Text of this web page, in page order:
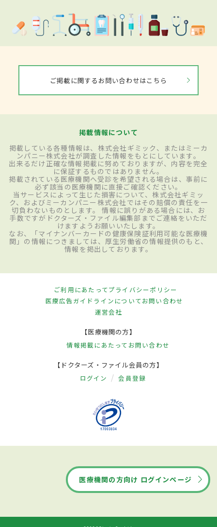
ご掲載に関するお問い合わせはこちら
掲載情報について
掲載している各種情報は、株式会社ギミック、またはミーカ
ンパニー株式会社が調査した情報をもとにしています。
出来るだけ正確な情報掲載に努めておりますが、内容を完全
に保証するものではありません。
掲載されている医療機関へ受診を希望される場合は、事前に
必ず該当の医療機関に直接ご確認ください。
当サービスによって生じた損害について、株式会社ギミッ
ク、およびミーカンパニー株式会社ではその賠償の責任を一
切負わないものとします。 情報に誤りがある場合には、お
手数ですがドクターズ・ファイル編集部までご連絡をいただ
けますようお願いいたします。
なお、「マイナンバーカードの健康保険証利用可能な医療機
関」の情報につきましては、厚生労働省の情報提供のもと、
情報を掲出しております。
ご利用にあたってプライバシーポリシー
医療広告ガイドラインについてお問い合わせ
運営会社
【医療機関の方】
情報掲載にあたって お問い合わせ
【ドクターズ・ファイル会員の方】
ログイン 会員登録
医療機関の方向け ログインページ